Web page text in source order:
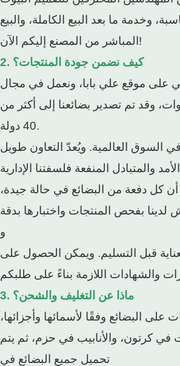
وخدمة ما بعد البيع الكاملة، والبيع
المباشر من المصنع إليكم الآن!
2. كيف نضمن جودة المنتجات؟
على موقع علي بابا، ونعمل في مجال
منذ 10 سنوات، وقد تم تصدير بضائعنا إلى أكثر من
40 دولة.
السوق العالمية. ويُعدّ التعاون طويل
كل دفعة من البضائع في حالة جيدة،
بفحص المنتجات واختبارها بدقة
و
قبل التسليم. ويمكن الحصول على
3. ماذا عن التغليف والشحن؟
على البضائع وفقًا لأسمائها وأجزائها،
في كرتون، والأنابيب في حزم، ثم يتم
تحميل جميع البضائع في